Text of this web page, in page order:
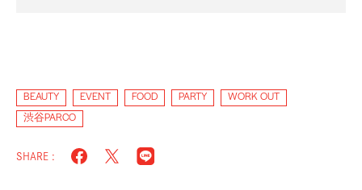
BEAUTY EVENT FOOD PARTY
WORK OUT
渋谷PARCO
SHARE :